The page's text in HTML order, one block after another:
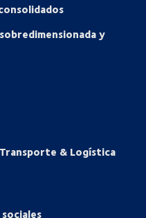
y
& Logística